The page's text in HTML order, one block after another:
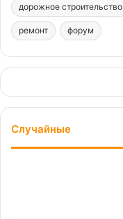
дорожное строительство
ремонт форум
Случайные